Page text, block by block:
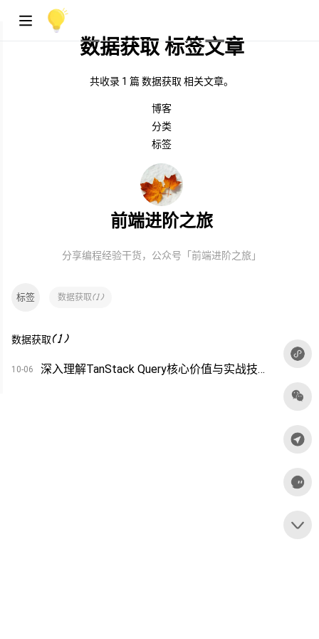
数据获取 标签文章
共收录 1 篇 数据获取 相关文章。
博客
分类
标签
前端进阶之旅
分享编程经验干货，公众号「前端进阶之旅」
标签 数据获取(1)
数据获取(1)
10-06 深入理解TanStack Query核心价值与实战技巧